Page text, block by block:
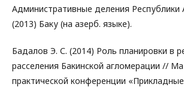
Административные деления Республики
(2013) Баку (на азерб. языке).
Бадалов Э. С. (2014) Роль планировки в
расселения Бакинской агломерации //
практической конференции